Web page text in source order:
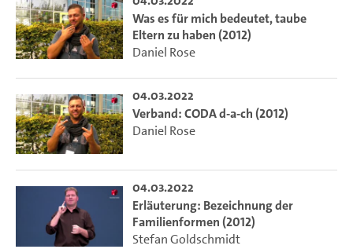
Was es für mich bedeutet, taube
Eltern zu haben (2012)
Daniel Rose
04.03.2022
Verband: CODA d-a-ch (2012)
Daniel Rose
04.03.2022
Erläuterung: Bezeichnung der
Familienformen (2012)
Stefan Goldschmidt